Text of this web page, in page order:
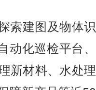
索建图及物体识
化巡检平台、
新材料、水处理